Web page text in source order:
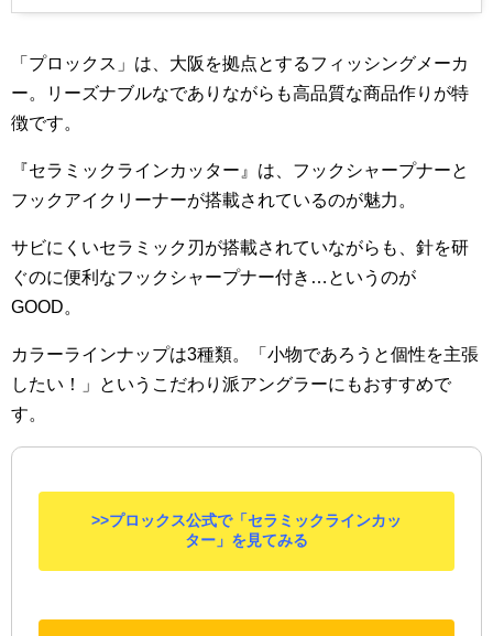
「プロックス」は、大阪を拠点とするフィッシングメーカ
ー。リーズナブルなでありながらも高品質な商品作りが特
徴です。
『セラミックラインカッター』は、フックシャープナーと
フックアイクリーナーが搭載されているのが魅力。
サビにくいセラミック刃が搭載されていながらも、針を研
ぐのに便利なフックシャープナー付き…というのが
GOOD。
カラーラインナップは3種類。「小物であろうと個性を主張
したい！」というこだわり派アングラーにもおすすめで
す。
>>プロックス公式で「セラミックラインカッ
ター」を見てみる